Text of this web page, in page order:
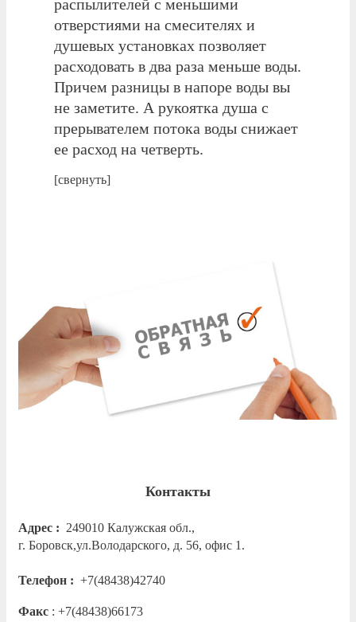
распылителей с меньшими
отверстиями на смесителях и
душевых установках позволяет
расходовать в два раза меньше воды.
Причем разницы в напоре воды вы
не заметите. А рукоятка душа с
прерывателем потока воды снижает
ее расход на четверть.
[свернуть]
Контакты
Адрес : 249010 Калужская обл.,
г. Боровск,ул.Володарского, д. 56, офис 1.
Телефон : +7(48438)42740
Факс : +7(48438)66173